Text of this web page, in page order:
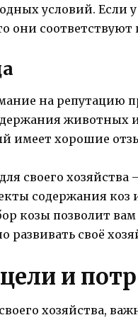
условий. Если у
они
на репутацию
животных
имеет хорошие
своего хозяйства
содержания коз
козы позволит вам
своё
и
хозяйства,